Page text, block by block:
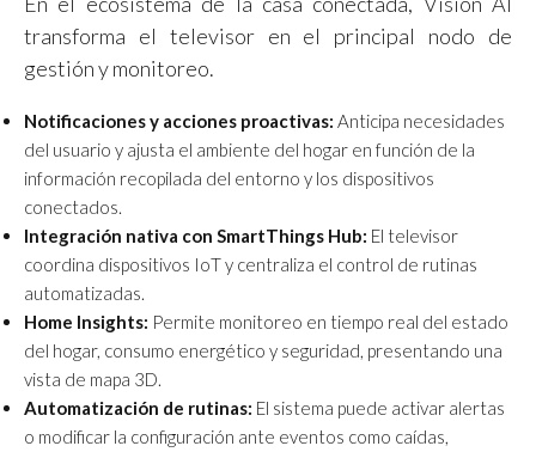
transforma el televisor en el principal nodo de
gestión y monitoreo.
Notificaciones y acciones proactivas: Anticipa necesidades
del usuario y ajusta el ambiente del hogar en función de la
información recopilada del entorno y los dispositivos
conectados.
Integración nativa con SmartThings Hub: El televisor
coordina dispositivos IoT y centraliza el control de rutinas
automatizadas.
Home Insights: Permite monitoreo en tiempo real del estado
del hogar, consumo energético y seguridad, presentando una
vista de mapa 3D.
Automatización de rutinas: El sistema puede activar alertas
o modificar la configuración ante eventos como caídas,